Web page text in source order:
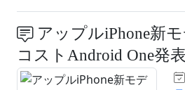
アップルiPhone新
コストAndroid One発